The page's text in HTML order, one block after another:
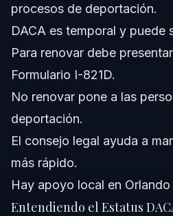
¿Pueden los beneficiarios de
ciudadanía estadounidense?
¿Cuáles son los beneficios de
los Llegados en la Infancia?
¿Cómo es el proceso de
¿Quiénes son elegibles para
¿Qué debo hacer si me niegan
Fuentes y Referencias
procesos de deportación.
DACA es temporal y puede
Para renovar debe
Formulario I-821D.
No renovar pone a las
deportación.
El consejo legal ayuda a
más rápido.
Hay apoyo local en Orlando
Entendiendo el Estatus